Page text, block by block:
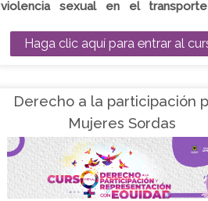
violencia sexual en el
empresarial.
aprendizaje.
Haga clic aquí para entrar al
Derecho a la participación
Mujeres Sordas